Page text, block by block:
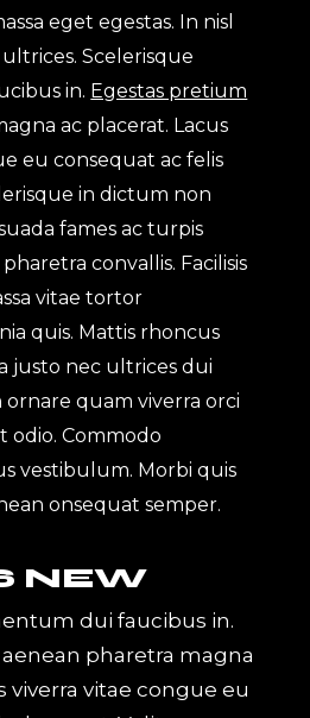
eget egestas. In nisl
Scelerisque
in. Egestas pretium
ac placerat. Lacus
eu consequat ac felis
in dictum non
fames ac turpis
convallis. Facilisis
vitae tortor
quis. Mattis rhoncus
justo nec ultrices dui
ornare quam viverra orci
odio. Commodo
vestibulum. Morbi quis
onsequat semper.
NEW
dui faucibus in.
pharetra magna
viverra vitae congue eu